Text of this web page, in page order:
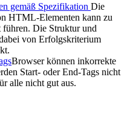
gemäß Spezifikation Die
HTML-Elementen kann zu
führen. Die Struktur und
von Erfolgskriterium
Browser können inkorrekte
Start- oder End-Tags nicht
alle nicht gut aus.